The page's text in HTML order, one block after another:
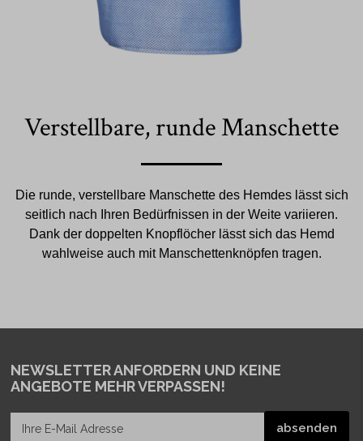
Verstellbare, runde Manschette
Die runde, verstellbare Manschette des Hemdes lässt sich
seitlich nach Ihren Bedürfnissen in der Weite variieren.
Dank der doppelten Knopflöcher lässt sich das Hemd
wahlweise auch mit Manschettenknöpfen tragen.
NEWSLETTER ANFORDERN UND KEINE
ANGEBOTE MEHR VERPASSEN!